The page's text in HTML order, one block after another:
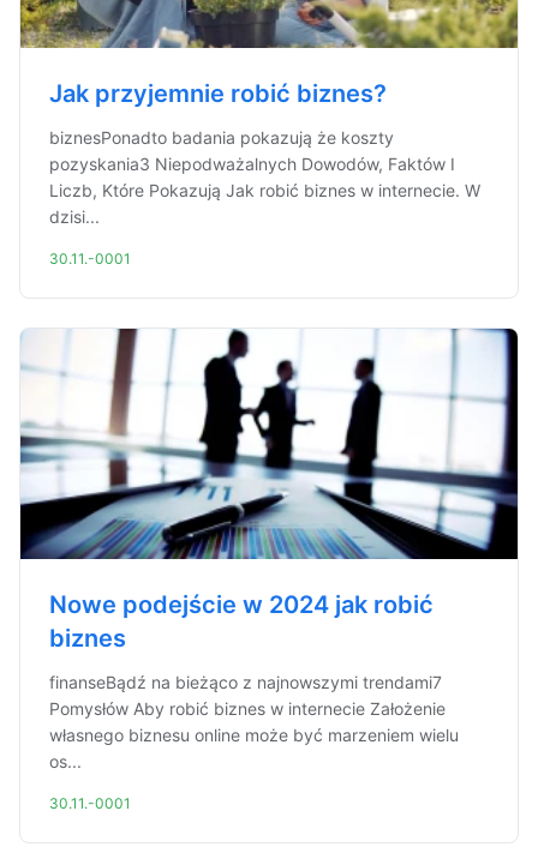
Jak przyjemnie robić biznes?
biznesPonadto badania pokazują że koszty
pozyskania3 Niepodważalnych Dowodów, Faktów I
Liczb, Które Pokazują Jak robić biznes w internecie. W
dzisi...
30.11.-0001
Nowe podejście w 2024 jak robić
biznes
finanseBądź na bieżąco z najnowszymi trendami7
Pomysłów Aby robić biznes w internecie Założenie
własnego biznesu online może być marzeniem wielu
os...
30.11.-0001